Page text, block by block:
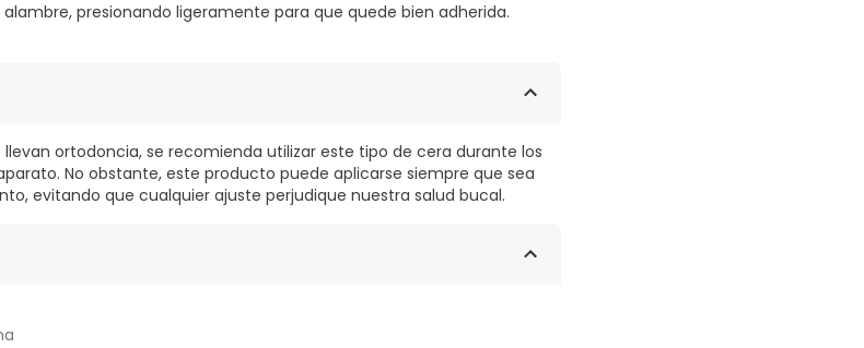
presionando ligeramente para que quede bien adherida.
ortodoncia, se recomienda utilizar este tipo de cera durante los
No obstante, este producto puede aplicarse siempre que sea
evitando que cualquier ajuste perjudique nuestra salud bucal.